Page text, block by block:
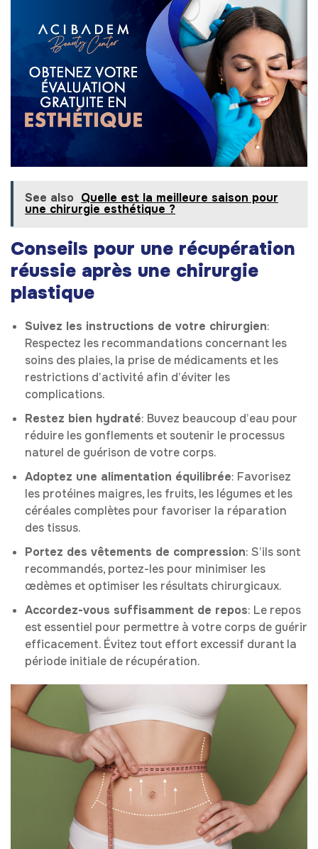
See also Quelle est la meilleure saison pour
une chirurgie esthétique ?
Conseils pour une récupération
réussie après une chirurgie
plastique
Suivez les instructions de votre chirurgien:
Respectez les recommandations concernant les
soins des plaies, la prise de médicaments et les
restrictions d’activité afin d’éviter les
complications.
Restez bien hydraté: Buvez beaucoup d’eau pour
réduire les gonflements et soutenir le processus
naturel de guérison de votre corps.
Adoptez une alimentation équilibrée: Favorisez
les protéines maigres, les fruits, les légumes et les
céréales complètes pour favoriser la réparation
des tissus.
Portez des vêtements de compression: S’ils sont
recommandés, portez-les pour minimiser les
œdèmes et optimiser les résultats chirurgicaux.
Accordez-vous suffisamment de repos: Le repos
est essentiel pour permettre à votre corps de guérir
efficacement. Évitez tout effort excessif durant la
période initiale de récupération.